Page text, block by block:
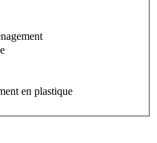
en plastique